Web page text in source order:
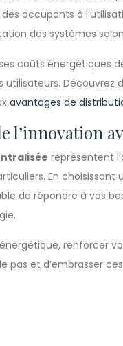
occupants à
des systèmes
coûts énergétiques
Découvrez
avantages de
l’innovation
représentent
En
de répondre à vos
renforcer
pas et d’embrasser